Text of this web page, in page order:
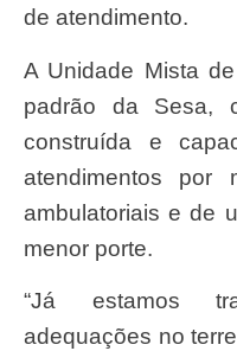
de atendimento.
A Unidade Mista de Saúde segue um projeto
padrão da Sesa,
construída e
atendimentos por
ambulatoriais e de
menor porte.
“Já estamos trabalhando para fazer
adequações no